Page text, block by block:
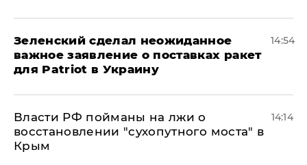
Зеленский сделал неожиданное
важное заявление о поставках ракет
для Patriot в Украину
14:54
Власти РФ пойманы на лжи о
восстановлении "сухопутного моста" в
Крым
14:14